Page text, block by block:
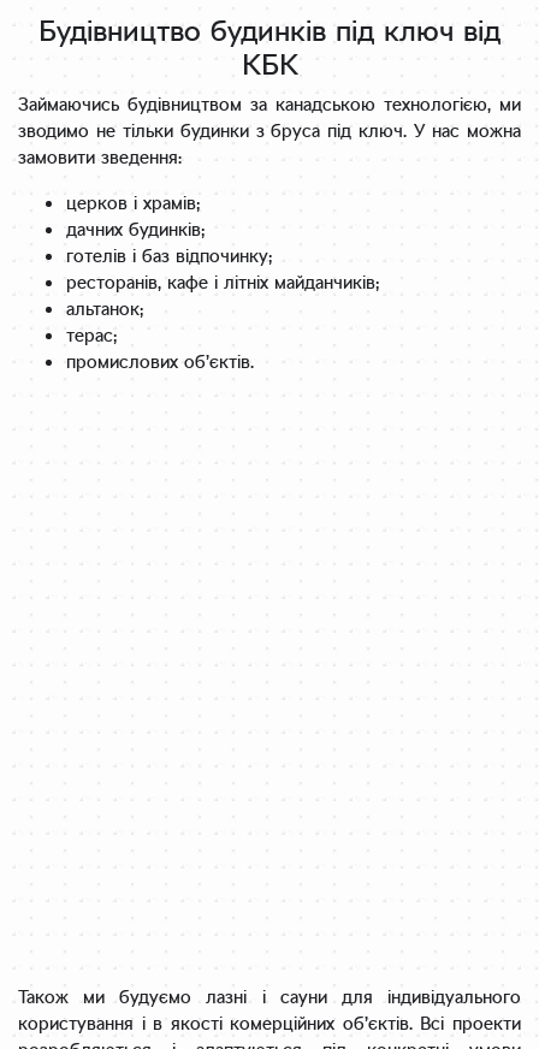
Будівництво будинків під ключ від
КБК
Займаючись будівництвом за канадською технологією, ми
зводимо не тільки будинки з бруса під ключ. У нас можна
замовити зведення:
церков і храмів;
дачних будинків;
готелів і баз відпочинку;
ресторанів, кафе і літніх майданчиків;
альтанок;
терас;
промислових об’єктів.
Також ми будуємо лазні і сауни для індивідуального
користування і в якості комерційних об’єктів. Всі проекти